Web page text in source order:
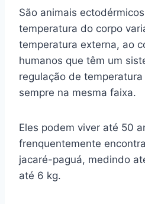
São animais
temperatura do corpo
temperatura externa, ao
humanos que têm um
regulação de
sempre na mesma faixa.
Eles podem viver até 50
frenquentemente
jacaré-paguá, medindo
até 6 kg.